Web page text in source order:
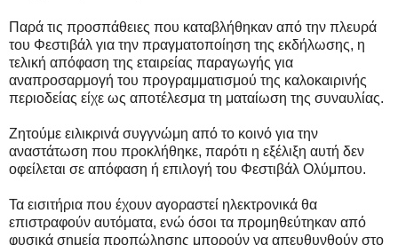
Παρά τις προσπάθειες που καταβλήθηκαν από την πλευρά
του Φεστιβάλ για την πραγματοποίηση της εκδήλωσης, η
τελική απόφαση της εταιρείας παραγωγής για
αναπροσαρμογή του προγραμματισμού της καλοκαιρινής
περιοδείας είχε ως αποτέλεσμα τη ματαίωση της συναυλίας.
Ζητούμε ειλικρινά συγγνώμη από το κοινό για την
αναστάτωση που προκλήθηκε, παρότι η εξέλιξη αυτή δεν
οφείλεται σε απόφαση ή επιλογή του Φεστιβάλ Ολύμπου.
Τα εισιτήρια που έχουν αγοραστεί ηλεκτρονικά θα
επιστραφούν αυτόματα, ενώ όσοι τα προμηθεύτηκαν από
φυσικά σημεία προπώλησης μπορούν να απευθυνθούν στο